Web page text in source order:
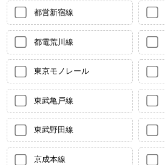
都営新宿線
都電荒川線
東京モノレール
東武亀戸線
東武野田線
京成本線